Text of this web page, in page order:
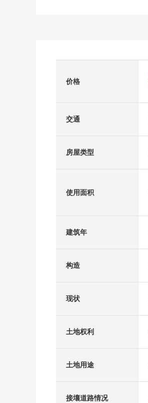
价格
交通
房屋类型
使用面积
建筑年
构造
现状
土地权利
土地用途
接壤道路情况